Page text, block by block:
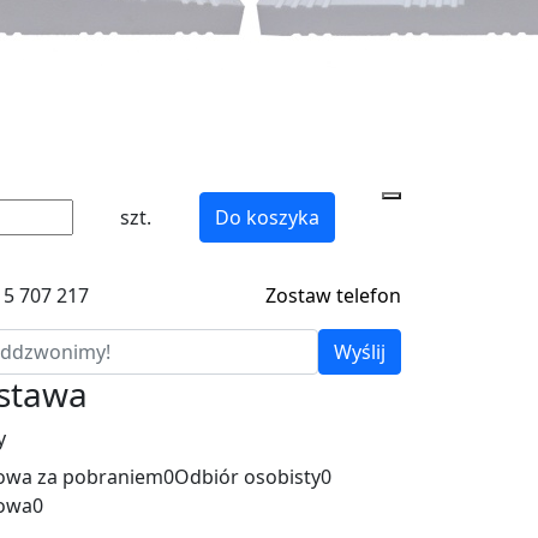
szt. Do koszyka
707 217 Zostaw telefon
Wyślij
za pobraniem0Odbiór osobisty0
0